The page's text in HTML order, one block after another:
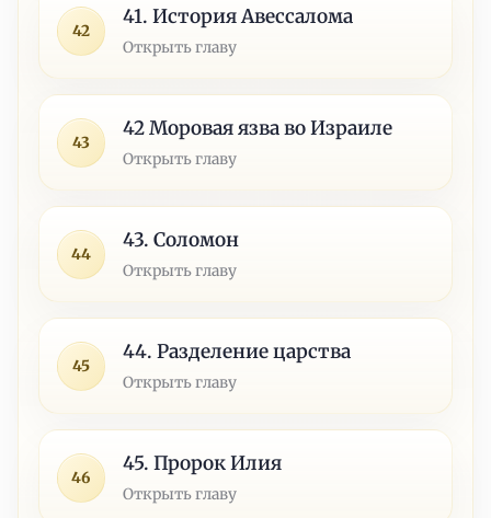
42
41. История Авессалома
Открыть главу
43
42 Моровая язва во Израиле
Открыть главу
44
43. Соломон
Открыть главу
45
44. Разделение царства
Открыть главу
46
45. Пророк Илия
Открыть главу